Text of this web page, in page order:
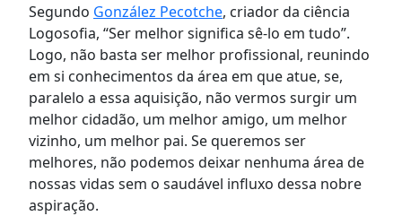
Segundo González Pecotche, criador da ciência
Logosofia, “Ser melhor significa sê-lo em tudo”.
Logo, não basta ser melhor profissional, reunindo
em si conhecimentos da área em que atue, se,
paralelo a essa aquisição, não vermos surgir um
melhor cidadão, um melhor amigo, um melhor
vizinho, um melhor pai. Se queremos ser
melhores, não podemos deixar nenhuma área de
nossas vidas sem o saudável influxo dessa nobre
aspiração.